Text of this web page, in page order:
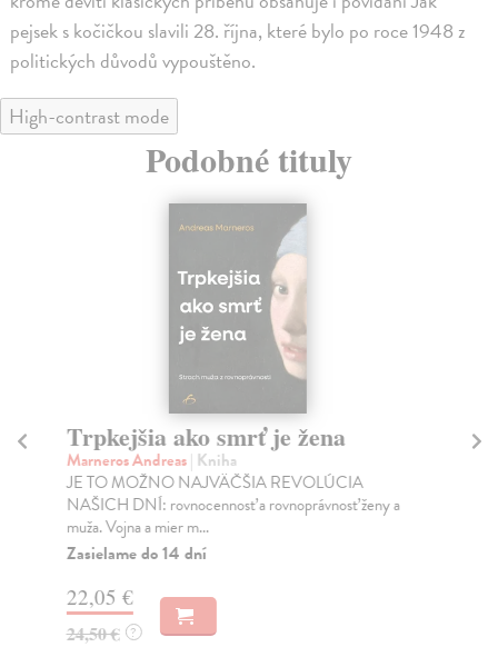
pejsek s kočičkou slavili 28. října, které bylo po roce 1948 z
politických důvodů vypouštěno.
High-contrast mode
Podobné tituly
Trpkejšia ako smrť je žena
Marneros Andreas| Kniha
JE TO MOŽNO NAJVÄČŠIA REVOLÚCIA
NAŠICH DNÍ: rovnocennosť a rovnoprávnosť ženy a
muža. Vojna a mier m...
Zasielame do 14 dní
22,05 €
24,50 € ?